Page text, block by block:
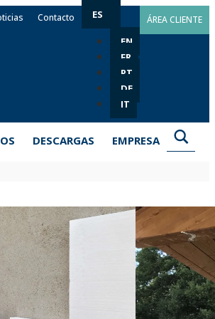
Contacto ES
EN
FR
PT
DE
IT
ÁREA CLIENTE
DESCARGAS EMPRESA
PU-EP
y efectivo materiales aislantes
Cuenta con una fórmula
Es resistente a la humedad y